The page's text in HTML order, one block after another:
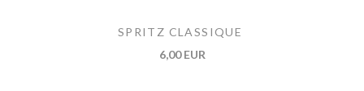
SPRITZ CLASSIQUE
6,00 EUR